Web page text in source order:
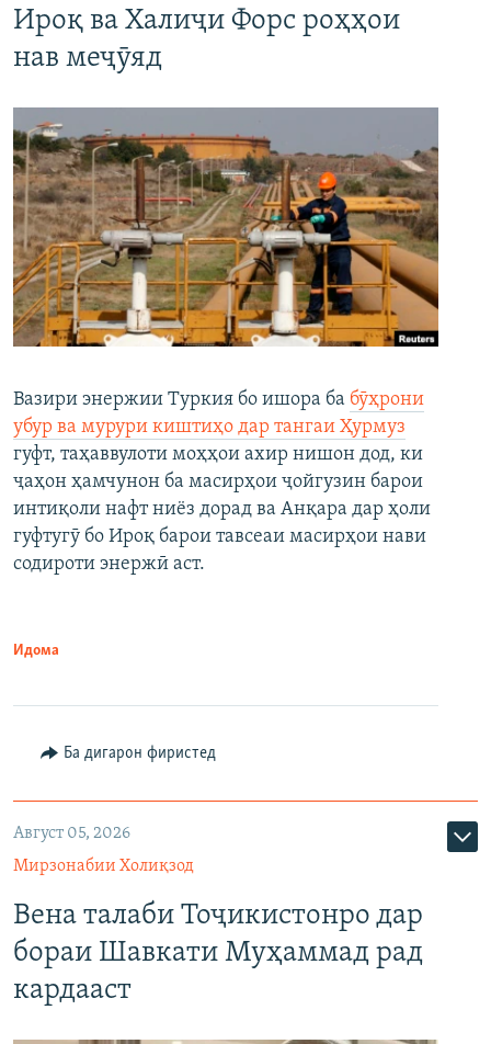
Ироқ ва Халиҷи Форс роҳҳои
нав меҷӯяд
Вазири энержии Туркия бо ишора ба бӯҳрони
убур ва мурури киштиҳо дар тангаи Ҳурмуз
гуфт, таҳаввулоти моҳҳои ахир нишон дод, ки
ҷаҳон ҳамчунон ба масирҳои ҷойгузин барои
интиқоли нафт ниёз дорад ва Анқара дар ҳоли
гуфтугӯ бо Ироқ барои тавсеаи масирҳои нави
содироти энержӣ аст.
Идома
Ба дигарон фиристед
Август 05, 2026
Мирзонабии Холиқзод
Вена талаби Тоҷикистонро дар
бораи Шавкати Муҳаммад рад
кардааст